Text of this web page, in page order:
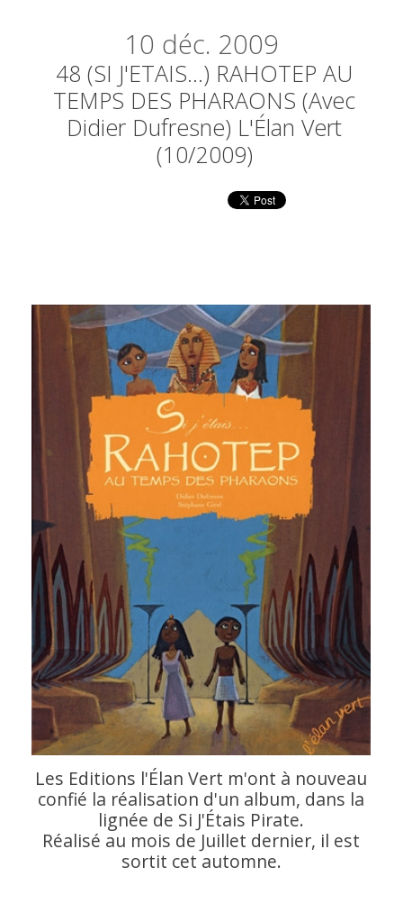
10 déc. 2009
48 (SI J'ETAIS...) RAHOTEP AU
TEMPS DES PHARAONS (avec
Didier Dufresne) L'Élan Vert
(10/2009)
Les Editions l'Élan Vert m'ont à nouveau
confié la réalisation d'un album, dans la
lignée de Si J'Étais Pirate.
Réalisé au mois de Juillet dernier, il est
sortit cet automne.